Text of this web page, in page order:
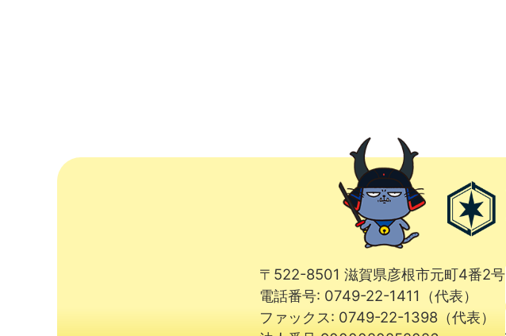
〒522-8501 滋賀県彦根市元町4番2号
電話番号: 0749-22-1411（代表）
ファックス: 0749-22-1398（代表）